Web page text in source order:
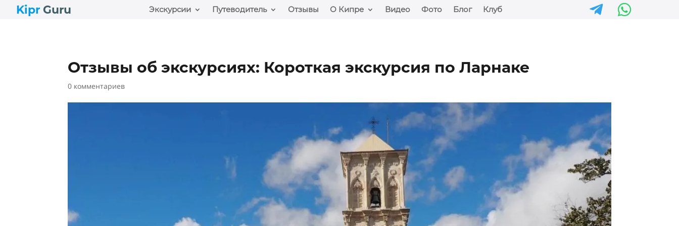
Kipr Guru Экскурсии Путеводитель Отзывы О Кипре Видео Фото Блог Клуб  
Отзывы об экскурсиях: Короткая экскурсия по Ларнаке
0 комментариев